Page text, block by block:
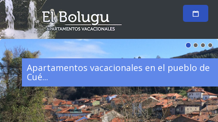
vacacionales en el pueblo de ...a un